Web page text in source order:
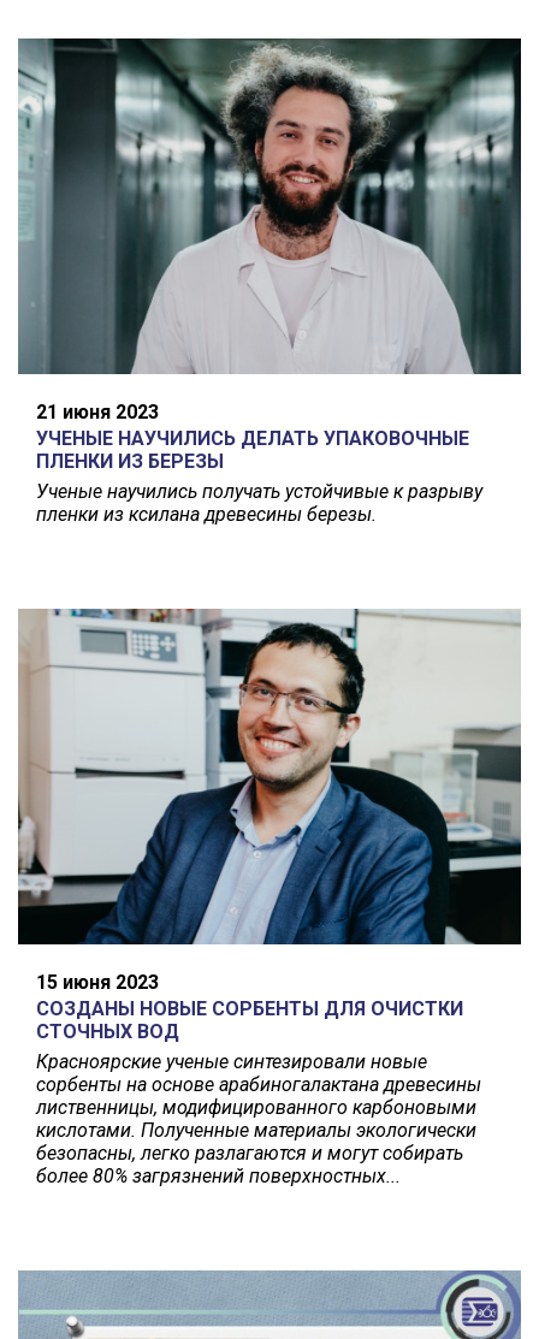
21 июня 2023
УЧЕНЫЕ НАУЧИЛИСЬ ДЕЛАТЬ УПАКОВОЧНЫЕ
ПЛЕНКИ ИЗ БЕРЕЗЫ
Ученые научились получать устойчивые к разрыву
пленки из ксилана древесины березы.
15 июня 2023
СОЗДАНЫ НОВЫЕ СОРБЕНТЫ ДЛЯ ОЧИСТКИ
СТОЧНЫХ ВОД
Красноярские ученые синтезировали новые
сорбенты на основе арабиногалактана древесины
лиственницы, модифицированного карбоновыми
кислотами. Полученные материалы экологически
безопасны, легко разлагаются и могут собирать
более 80% загрязнений поверхностных...